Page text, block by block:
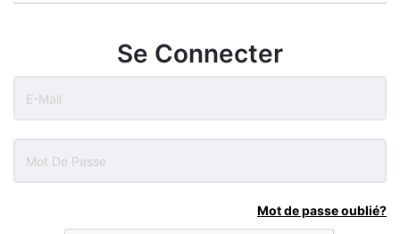
Se Connecter
Mot de passe oublié?